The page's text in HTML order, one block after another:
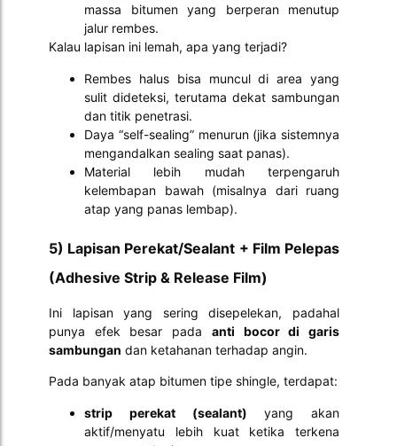
massa bitumen yang berperan menutup
jalur rembes.
Kalau lapisan ini lemah, apa yang terjadi?
Rembes halus bisa muncul di area yang
sulit dideteksi, terutama dekat sambungan
dan titik penetrasi.
Daya “self-sealing” menurun (jika sistemnya
mengandalkan sealing saat panas).
Material lebih mudah terpengaruh
kelembapan bawah (misalnya dari ruang
atap yang panas lembap).
5) Lapisan Perekat/Sealant + Film Pelepas
(Adhesive Strip & Release Film)
Ini lapisan yang sering disepelekan, padahal
punya efek besar pada anti bocor di garis
sambungan dan ketahanan terhadap angin.
Pada banyak atap bitumen tipe shingle, terdapat:
strip perekat (sealant) yang akan
aktif/menyatu lebih kuat ketika terkena